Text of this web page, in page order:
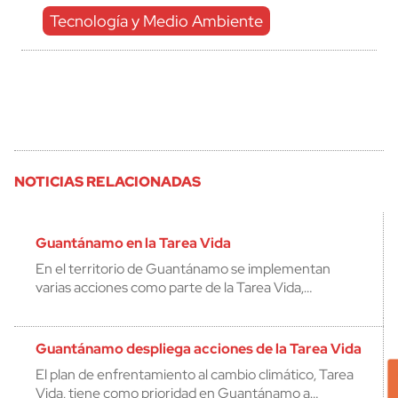
Tecnología y Medio Ambiente
NOTICIAS RELACIONADAS
Guantánamo en la Tarea Vida
En el territorio de Guantánamo se implementan
varias acciones como parte de la Tarea Vida,…
Guantánamo despliega acciones de la Tarea Vida
El plan de enfrentamiento al cambio climático, Tarea
Vida, tiene como prioridad en Guantánamo a…